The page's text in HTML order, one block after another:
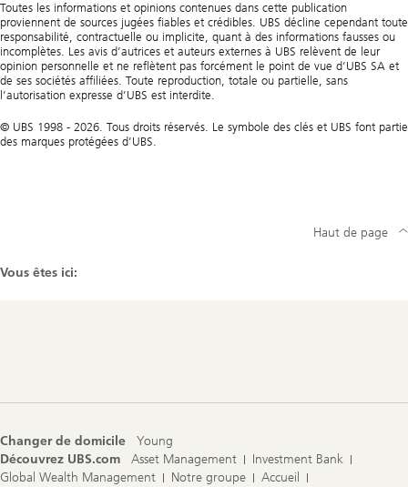
Toutes les informations et opinions contenues dans cette publication
proviennent de sources jugées fiables et crédibles. UBS décline cependant toute
responsabilité, contractuelle ou implicite, quant à des informations fausses ou
incomplètes. Les avis d’autrices et auteurs externes à UBS relèvent de leur
opinion personnelle et ne reflètent pas forcément le point de vue d’UBS SA et
de ses sociétés affiliées. Toute reproduction, totale ou partielle, sans
l’autorisation expresse d’UBS est interdite.
© UBS 1998 - 2026. Tous droits réservés. Le symbole des clés et UBS font partie
des marques protégées d’UBS.
Vous êtes ici:
Haut de page
Changer de domicile
Young
Découvrez UBS.com
Asset Management
Investment Bank
Global Wealth Management
Notre groupe
Accueil